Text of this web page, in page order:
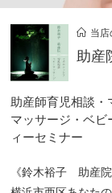
当
助
助産師育児相談・
マッサージ・ベビ
ィーセミナー
《鈴木裕子 助産院